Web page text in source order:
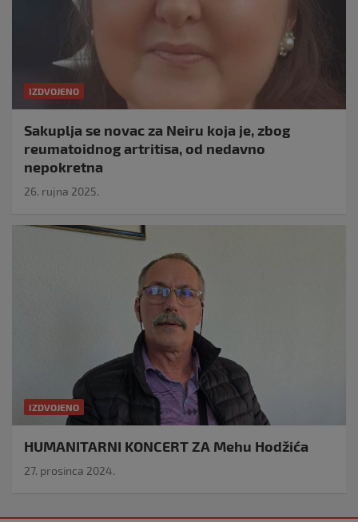
IZDVOJENO
Sakuplja se novac za Neiru koja je, zbog
reumatoidnog artritisa, od nedavno
nepokretna
26. rujna 2025.
IZDVOJENO
HUMANITARNI KONCERT ZA Mehu Hodžića
27. prosinca 2024.